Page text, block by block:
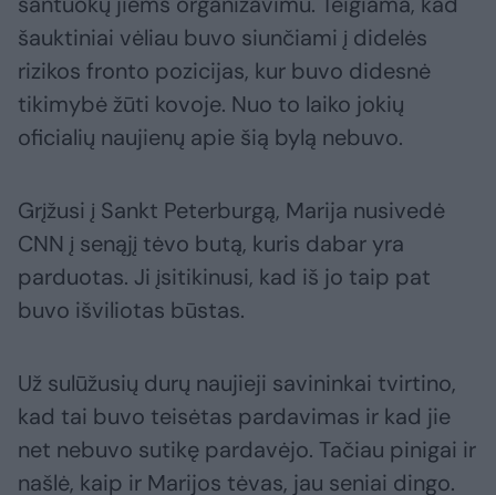
šauktiniai vėliau buvo siunčiami į didelės
rizikos fronto pozicijas, kur buvo didesnė
tikimybė žūti kovoje. Nuo to laiko jokių
oficialių naujienų apie šią bylą nebuvo.
Grįžusi į Sankt Peterburgą, Marija nusivedė
CNN į senąjį tėvo butą, kuris dabar yra
parduotas. Ji įsitikinusi, kad iš jo taip pat
buvo išviliotas būstas.
Už sulūžusių durų naujieji savininkai tvirtino,
kad tai buvo teisėtas pardavimas ir kad jie
net nebuvo sutikę pardavėjo. Tačiau pinigai ir
našlė, kaip ir Marijos tėvas, jau seniai dingo.